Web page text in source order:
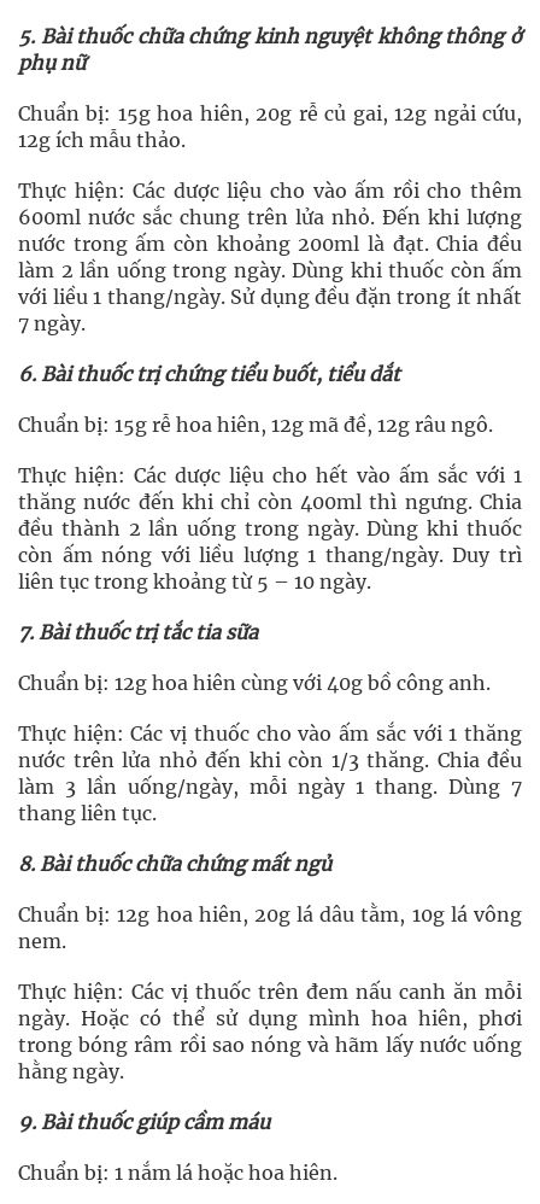
5. Bài thuốc chữa chứng kinh nguyệt không thông ở
phụ nữ
Chuẩn bị: 15g hoa hiên, 20g rễ củ gai, 12g ngải cứu,
12g ích mẫu thảo.
Thực hiện: Các dược liệu cho vào ấm rồi cho thêm
600ml nước sắc chung trên lửa nhỏ. Đến khi lượng
nước trong ấm còn khoảng 200ml là đạt. Chia đều
làm 2 lần uống trong ngày. Dùng khi thuốc còn ấm
với liều 1 thang/ngày. Sử dụng đều đặn trong ít nhất
7 ngày.
6. Bài thuốc trị chứng tiểu buốt, tiểu dắt
Chuẩn bị: 15g rễ hoa hiên, 12g mã đề, 12g râu ngô.
Thực hiện: Các dược liệu cho hết vào ấm sắc với 1
thăng nước đến khi chỉ còn 400ml thì ngưng. Chia
đều thành 2 lần uống trong ngày. Dùng khi thuốc
còn ấm nóng với liều lượng 1 thang/ngày. Duy trì
liên tục trong khoảng từ 5 – 10 ngày.
7. Bài thuốc trị tắc tia sữa
Chuẩn bị: 12g hoa hiên cùng với 40g bồ công anh.
Thực hiện: Các vị thuốc cho vào ấm sắc với 1 thăng
nước trên lửa nhỏ đến khi còn 1/3 thăng. Chia đều
làm 3 lần uống/ngày, mỗi ngày 1 thang. Dùng 7
thang liên tục.
8. Bài thuốc chữa chứng mất ngủ
Chuẩn bị: 12g hoa hiên, 20g lá dâu tằm, 10g lá vông
nem.
Thực hiện: Các vị thuốc trên đem nấu canh ăn mỗi
ngày. Hoặc có thể sử dụng mình hoa hiên, phơi
trong bóng râm rồi sao nóng và hãm lấy nước uống
hằng ngày.
9. Bài thuốc giúp cầm máu
Chuẩn bị: 1 nắm lá hoặc hoa hiên.